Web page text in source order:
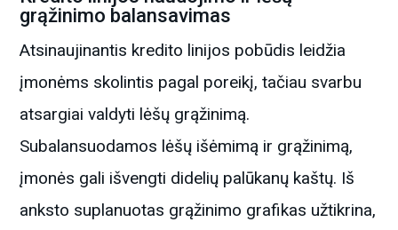
grąžinimo balansavimas
Atsinaujinantis kredito linijos pobūdis leidžia
įmonėms skolintis pagal poreikį, tačiau svarbu
atsargiai valdyti lėšų grąžinimą.
Subalansuodamos lėšų išėmimą ir grąžinimą,
įmonės gali išvengti didelių palūkanų kaštų. Iš
anksto suplanuotas grąžinimo grafikas užtikrina,